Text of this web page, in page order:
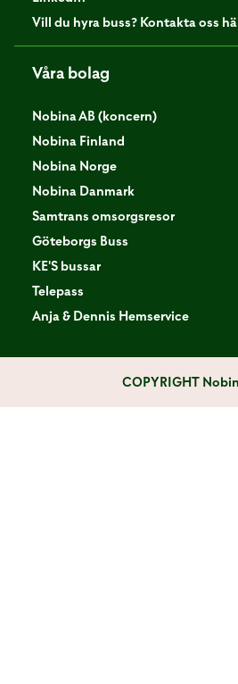
Vill du hyra buss? Kontakta oss
Våra bolag
Nobina AB (koncern)
Nobina Finland
Nobina Norge
Nobina Danmark
Samtrans omsorgsresor
Göteborgs Buss
KE'S bussar
Telepass
Anja & Dennis Hemservice
COPYRIGHT